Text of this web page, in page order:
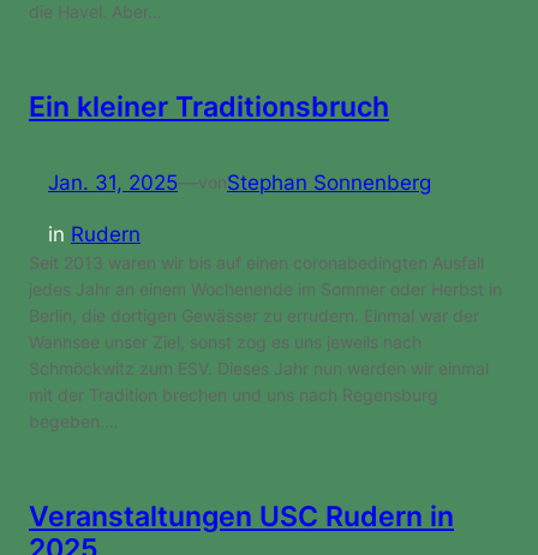
die Havel. Aber…
Ein kleiner Traditionsbruch
Jan. 31, 2025—vonStephan Sonnenberg
in Rudern
Seit 2013 waren wir bis auf einen coronabedingten Ausfall
jedes Jahr an einem Wochenende im Sommer oder Herbst in
Berlin, die dortigen Gewässer zu errudern. Einmal war der
Wannsee unser Ziel, sonst zog es uns jeweils nach
Schmöckwitz zum ESV. Dieses Jahr nun werden wir einmal
mit der Tradition brechen und uns nach Regensburg
begeben.…
Veranstaltungen USC Rudern in